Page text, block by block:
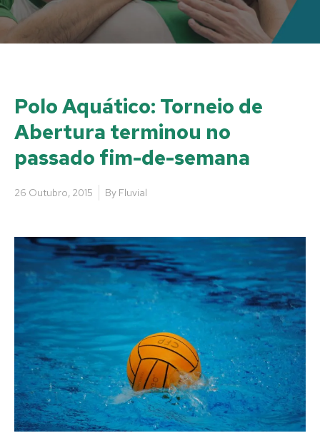
Polo Aquático: Torneio de
Abertura terminou no
passado fim-de-semana
26 Outubro, 2015 By Fluvial